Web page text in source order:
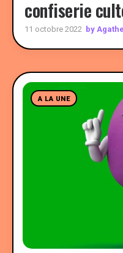
confiserie
11 octobre 2022 by Agathe
A LA UNE